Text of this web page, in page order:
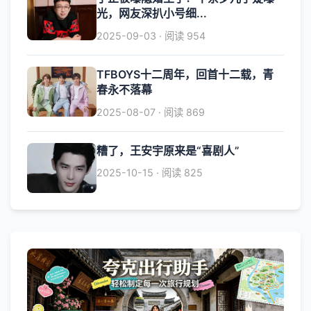
光，网友深扒小号细...
2025-09-03 · 阅读 954
TFBOYS十二周年，回首十二载，青
春永不落幕
2025-08-07 · 阅读 869
糟了，王安宇原来是“喜剧人”
2025-10-15 · 阅读 825